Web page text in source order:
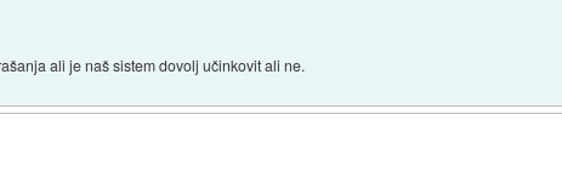
ali je naš sistem dovolj učinkovit ali ne.